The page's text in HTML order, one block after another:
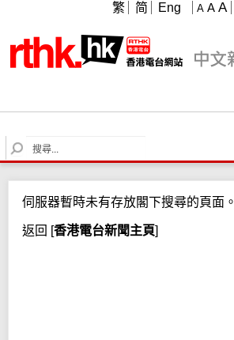
A A A
繁 简 Eng
S
e
c
h
伺服器暫時未有存放閣下搜尋的頁面。
返回 [香港電台新聞主頁]